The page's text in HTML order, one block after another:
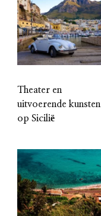
Theater en
uitvoerende kunsten
op Sicilië